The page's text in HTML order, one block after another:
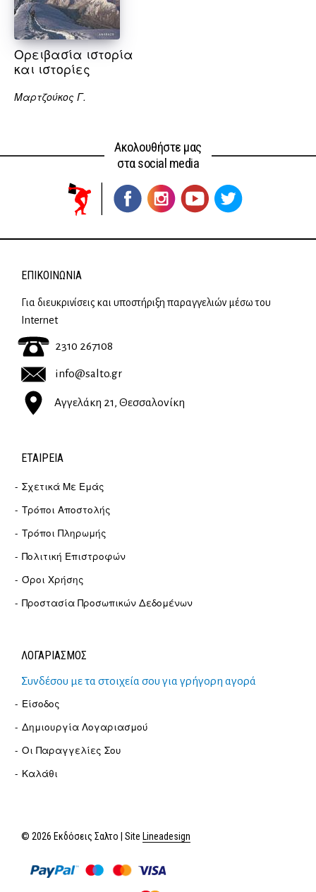
Ορειβασία ιστορία
και ιστορίες
Μαρτζούκος Γ.
Ακολουθήστε μας
στα social media
ΕΠΙΚΟΙΝΩΝΊΑ
Για διευκρινίσεις και υποστήριξη παραγγελιών μέσω του
Internet
2310 267108
info@salto.gr
Αγγελάκη 21, Θεσσαλονίκη
ΕΤΑΙΡΕΊΑ
Σχετικά Με Εμάς
Τρόποι Αποστολής
Τρόποι Πληρωμής
Πολιτική Επιστροφών
Όροι Χρήσης
Προστασία Προσωπικών Δεδομένων
ΛΟΓΑΡΙΑΣΜΟΣ
Συνδέσου με τα στοιχεία σου για γρήγορη αγορά
Είσοδος
Δημιουργία Λογαριασμού
Οι Παραγγελίες Σου
Καλάθι
© 2026 Εκδόσεις Σαλτο | Site Lineadesign